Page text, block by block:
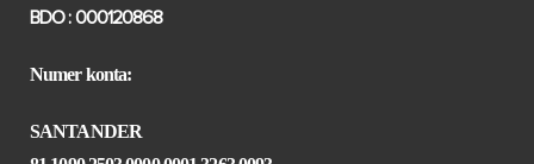
BDO : 000120868
Numer konta:
SANTANDER